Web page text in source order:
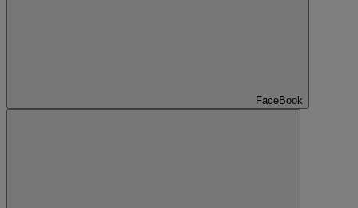
FaceBook